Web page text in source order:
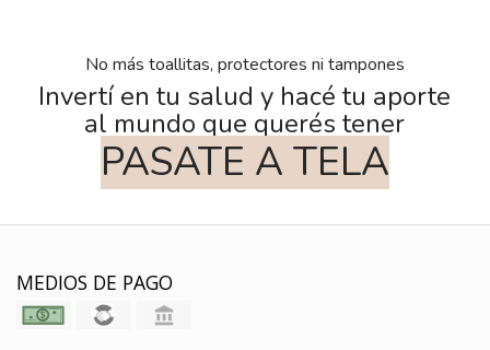
No más toallitas, protectores ni tampones
Invertí en tu salud y hacé tu aporte
al mundo que querés tener
PASATE A TELA
MEDIOS DE PAGO